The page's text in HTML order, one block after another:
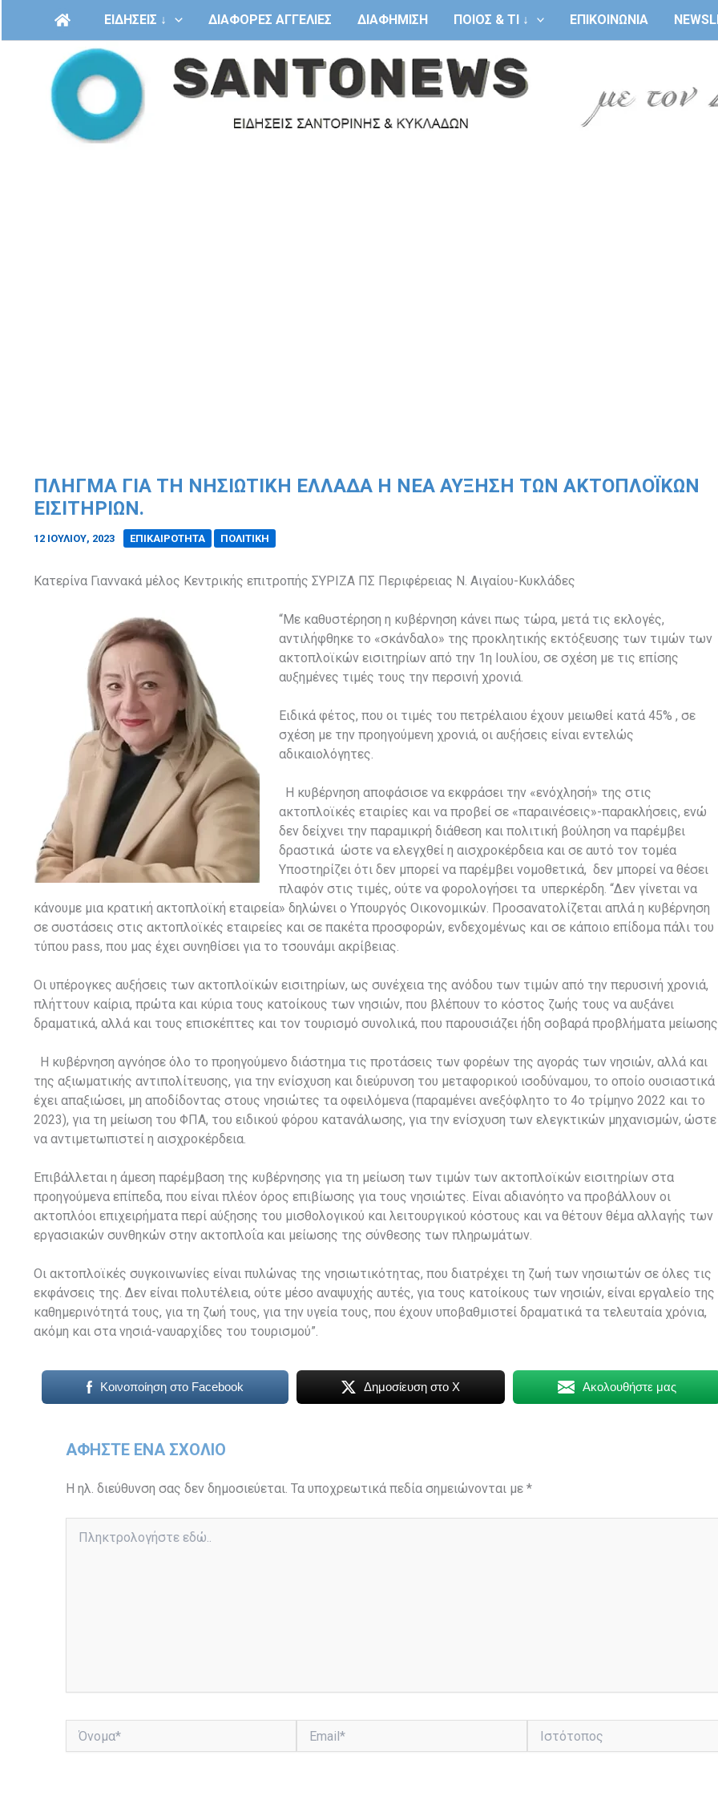
ΕΙΔΗΣΕΙΣ ↓ ΔΙΑΦΟΡΕΣ ΑΓΓΕΛΙΕΣ ΔΙΑΦΗΜΙΣΗ ΠΟΙΟΣ & ΤΙ ↓ ΕΠΙΚΟΙΝΩΝΙΑ
ΠΛΉΓΜΑ ΓΙΑ ΤΗ ΝΗΣΙΩΤΙΚΉ ΕΛΛΆΔΑ Η ΝΈΑ ΑΎΞΗΣΗ ΤΩΝ ΑΚΤΟΠΛΟΪΚΏΝ
ΕΙΣΙΤΗΡΊΩΝ.
12 ΙΟΥΛΊΟΥ, 2023 ΕΠΙΚΑΙΡΟΤΗΤΑ ΠΟΛΙΤΙΚΗ
Κατερίνα Γιαννακά μέλος Κεντρικής επιτροπής ΣΥΡΙΖΑ ΠΣ Περιφέρειας Ν. Αιγαίου-Κυκλάδες
“Με καθυστέρηση η κυβέρνηση κάνει πως τώρα, μετά τις εκλογές,
αντιλήφθηκε το «σκάνδαλο» της προκλητικής εκτόξευσης των τιμών των
ακτοπλοϊκών εισιτηρίων από την 1η Ιουλίου, σε σχέση με τις επίσης
αυξημένες τιμές τους την περσινή χρονιά.
Ειδικά φέτος, που οι τιμές τoυ πετρέλαιου έχουν μειωθεί κατά 45% , σε
σχέση με την προηγούμενη χρονιά, οι αυξήσεις είναι εντελώς
αδικαιολόγητες.
Η κυβέρνηση αποφάσισε να εκφράσει την «ενόχλησή» της στις
ακτοπλοϊκές εταιρίες και να προβεί σε «παραινέσεις»-παρακλήσεις, ενώ
δεν δείχνει την παραμικρή διάθεση και πολιτική βούληση να παρέμβει
δραστικά ώστε να ελεγχθεί η αισχροκέρδεια και σε αυτό τον τομέα
Υποστηρίζει ότι δεν μπορεί να παρέμβει νομοθετικά, δεν μπορεί να θέσει
πλαφόν στις τιμές, ούτε να φορολογήσει τα υπερκέρδη. “Δεν γίνεται να
κάνουμε μια κρατική ακτοπλοϊκή εταιρεία» δηλώνει ο Υπουργός Οικονομικών. Προσανατολίζεται απλά η κυβέρνηση
σε συστάσεις στις ακτοπλοϊκές εταιρείες και σε πακέτα προσφορών, ενδεχομένως και σε κάποιο επίδομα πάλι του
τύπου pass, που μας έχει συνηθίσει για το τσουνάμι ακρίβειας.
Οι υπέρογκες αυξήσεις των ακτοπλοϊκών εισιτηρίων, ως συνέχεια της ανόδου των τιμών από την περυσινή χρονιά,
πλήττουν καίρια, πρώτα και κύρια τους κατοίκους των νησιών, που βλέπουν το κόστος ζωής τους να αυξάνει
δραματικά, αλλά και τους επισκέπτες και τον τουρισμό συνολικά, που παρουσιάζει ήδη σοβαρά προβλήματα
Η κυβέρνηση αγνόησε όλο το προηγούμενο διάστημα τις προτάσεις των φορέων της αγοράς των νησιών, αλλά και
της αξιωματικής αντιπολίτευσης, για την ενίσχυση και διεύρυνση του μεταφορικού ισοδύναμου, το οποίο ουσιαστικά
έχει απαξιώσει, μη αποδίδοντας στους νησιώτες τα οφειλόμενα (παραμένει ανεξόφλητο το 4ο τρίμηνο 2022 και το
2023), για τη μείωση του ΦΠΑ, του ειδικού φόρου κατανάλωσης, για την ενίσχυση των ελεγκτικών μηχανισμών, ώστε
να αντιμετωπιστεί η αισχροκέρδεια.
Επιβάλλεται η άμεση παρέμβαση της κυβέρνησης για τη μείωση των τιμών των ακτοπλοϊκών εισιτηρίων στα
προηγούμενα επίπεδα, που είναι πλέον όρος επιβίωσης για τους νησιώτες. Είναι αδιανόητο να προβάλλουν οι
ακτοπλόοι επιχειρήματα περί αύξησης του μισθολογικού και λειτουργικού κόστους και να θέτουν θέμα αλλαγής των
εργασιακών συνθηκών στην ακτοπλοΐα και μείωσης της σύνθεσης των πληρωμάτων.
Οι ακτοπλοϊκές συγκοινωνίες είναι πυλώνας της νησιωτικότητας, που διατρέχει τη ζωή των νησιωτών σε όλες τις
εκφάνσεις της. Δεν είναι πολυτέλεια, ούτε μέσο αναψυχής αυτές, για τους κατοίκους των νησιών, είναι εργαλείο της
καθημερινότητά τους, για τη ζωή τους, για την υγεία τους, που έχουν υποβαθμιστεί δραματικά τα τελευταία χρόνια,
ακόμη και στα νησιά-ναυαρχίδες του τουρισμού”.
Κοινοποίηση στο Facebook Δημοσίευση στο X Ακολουθήστε μας
ΑΦΉΣΤΕ ΈΝΑ ΣΧΌΛΙΟ
Η ηλ. διεύθυνση σας δεν δημοσιεύεται. Τα υποχρεωτικά πεδία σημειώνονται με *
εδώ..
Όνομα* Ιστότοπος